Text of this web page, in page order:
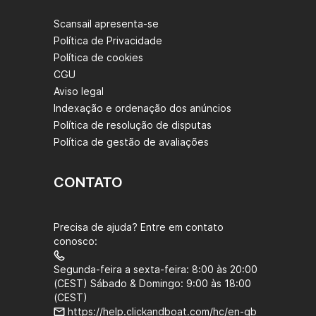
Scansail apresenta-se
Política de Privacidade
Política de cookies
CGU
Aviso legal
Indexação e ordenação dos anúncios
Política de resolução de disputas
Política de gestão de avaliações
CONTATO
Precisa de ajuda? Entre em contato
conosco:
Segunda-feira a sexta-feira: 8:00 às 20:00
(CEST) Sábado & Domingo: 9:00 às 18:00
(CEST)
https://help.clickandboat.com/hc/en-gb